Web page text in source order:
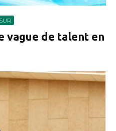
vague de talent en